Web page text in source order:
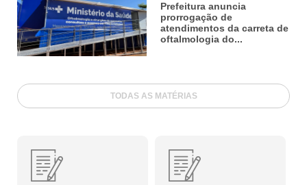
Prefeitura anuncia
prorrogação de
atendimentos da carreta de
oftalmologia do...
TODAS AS MATÉRIAS